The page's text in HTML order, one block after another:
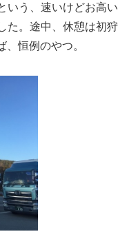
いう、速いけどお高い
た。途中、休憩は初狩
恒例のやつ。